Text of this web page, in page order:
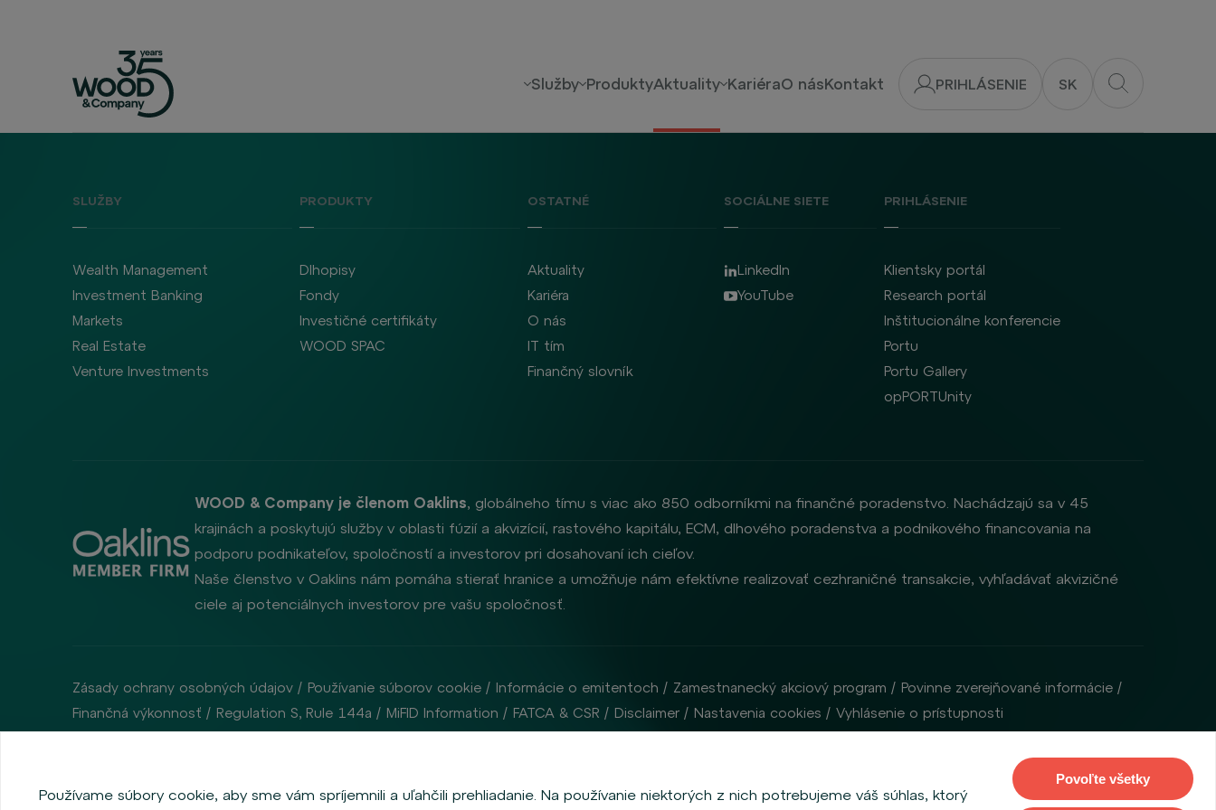
PRIHLÁSENIE SK
Služby ProduktyAktuality KariéraO násKontakt
SLUŽBY
Wealth Management
Investment Banking
Markets
Real Estate
Venture Investments
PRODUKTY
Dlhopisy
Fondy
Investičné certifikáty
WOOD SPAC
OSTATNÉ
Aktuality
Kariéra
O nás
IT tím
Finančný slovník
SOCIÁLNE SIETE
LinkedIn
YouTube
PRIHLÁSENIE
Klientsky portál
Research portál
Inštitucionálne konferencie
Portu
Portu Gallery
opPORTUnity
WOOD & Company je členom Oaklins, globálneho tímu s viac ako 850 odborníkmi na finančné poradenstvo. Nachádzajú sa v 45
krajinách a poskytujú služby v oblasti fúzií a akvizícií, rastového kapitálu, ECM, dlhového poradenstva a podnikového financovania na
podporu podnikateľov, spoločností a investorov pri dosahovaní ich cieľov.
Naše členstvo v Oaklins nám pomáha stierať hranice a umožňuje nám efektívne realizovať cezhraničné transakcie, vyhľadávať akvizičné
ciele aj potenciálnych investorov pre vašu spoločnosť.
Zásady ochrany osobných údajov Používanie súborov cookie Informácie o emitentoch Zamestnanecký akciový program
Povinne zverejňované informácie
Finančná výkonnosť
Regulation S, Rule 144a MiFID Information FATCA & CSR Disclaimer Nastavenia cookies Vyhlásenie o prístupnosti
Copyright © 2026 WOOD & Company Všetky práva vyhradené. (WOOD & Company Financial Services, a. s. je regulovaná Českou národnou bankou so sídlom Na Příkopě 28, 115 03, Praha 1, Česká republika).
Používame súbory cookie, aby sme vám spríjemnili a uľahčili prehliadanie. Na používanie niektorých z nich potrebujeme váš súhlas, ktorý
Povoľte všetky